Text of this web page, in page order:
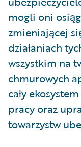
mogli oni
zmieniającej
działaniach
wszystkim na
chmurowych
cały
pracy oraz
towarzystw